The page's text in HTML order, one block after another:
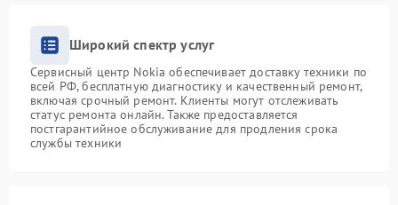
Широкий спектр услуг
Сервисный центр Nokia обеспечивает доставку техники по
всей РФ, бесплатную диагностику и качественный ремонт,
включая срочный ремонт. Клиенты могут отслеживать
статус ремонта онлайн. Также предоставляется
постгарантийное обслуживание для продления срока
службы техники